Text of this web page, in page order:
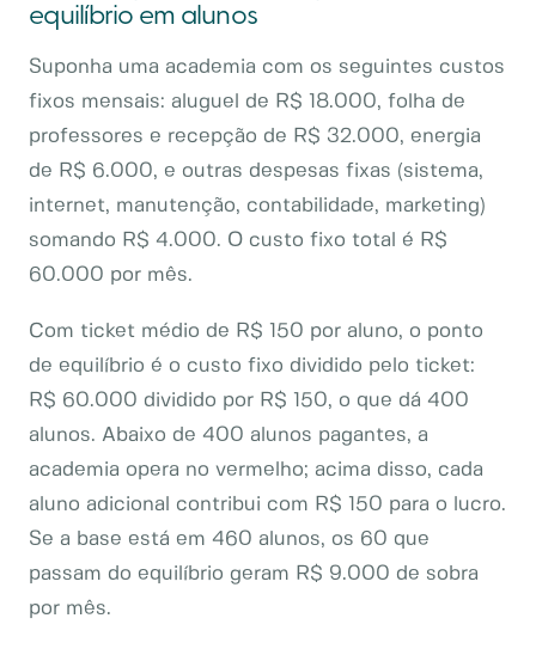
equilíbrio em alunos
Suponha uma academia com os seguintes custos
fixos mensais: aluguel de R$ 18.000, folha de
professores e recepção de R$ 32.000, energia
de R$ 6.000, e outras despesas fixas (sistema,
internet, manutenção, contabilidade, marketing)
somando R$ 4.000. O custo fixo total é R$
60.000 por mês.
Com ticket médio de R$ 150 por aluno, o ponto
de equilíbrio é o custo fixo dividido pelo ticket:
R$ 60.000 dividido por R$ 150, o que dá 400
alunos. Abaixo de 400 alunos pagantes, a
academia opera no vermelho; acima disso, cada
aluno adicional contribui com R$ 150 para o lucro.
Se a base está em 460 alunos, os 60 que
passam do equilíbrio geram R$ 9.000 de sobra
por mês.